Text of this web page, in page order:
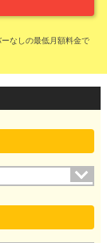
なしの最低月額料金で